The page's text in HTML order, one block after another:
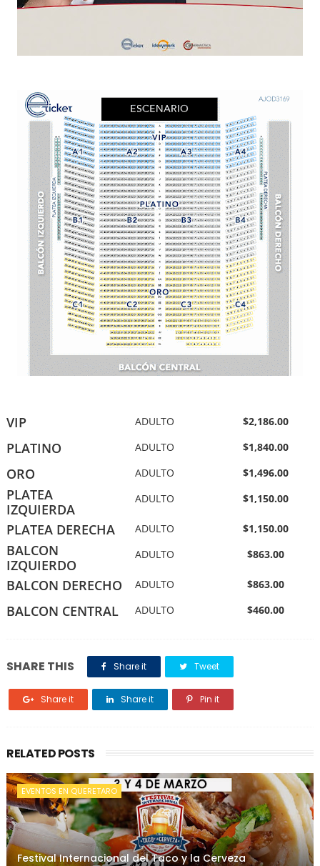
VIP ADULTO $2,186.00
PLATINO ADULTO $1,840.00
ORO ADULTO $1,496.00
PLATEA
IZQUIERDA
ADULTO $1,150.00
PLATEA DERECHA ADULTO $1,150.00
BALCON
IZQUIERDO
ADULTO $863.00
BALCON DERECHO ADULTO $863.00
BALCON CENTRAL ADULTO $460.00
SHARE THIS Share it Tweet
Share it Share it Pin it
RELATED POSTS
EVENTOS EN QUERETARO
Festival Internacional del Taco y la Cerveza